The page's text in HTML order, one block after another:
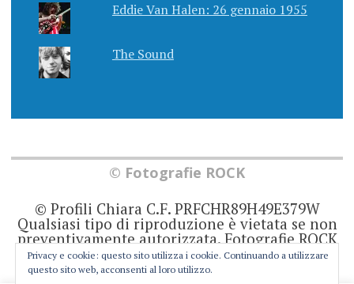
Eddie Van Halen: 26 gennaio 1955
The Sound
© Fotografie ROCK
© Profili Chiara C.F. PRFCHR89H49E379W
Qualsiasi tipo di riproduzione è vietata se non
preventivamente autorizzata. Fotografie ROCK
non rappresenta una testata giornalistica in
quanto viene aggiornato senza alcuna
Privacy e cookie: questo sito utilizza i cookie. Continuando a utilizzare
questo sito web, acconsenti al loro utilizzo.